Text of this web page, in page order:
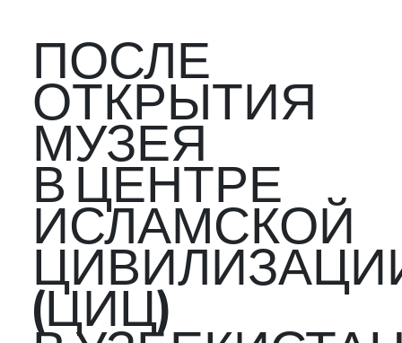
ПОСЛЕ
ОТКРЫТИЯ
МУЗЕЯ
В ЦЕНТРЕ
ИСЛАМСКОЙ
(ЦИЦ)